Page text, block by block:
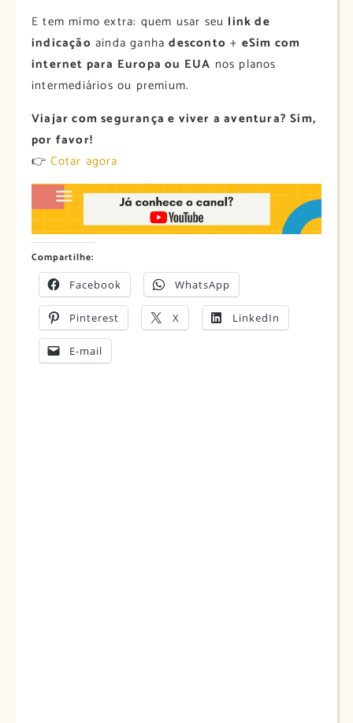
E tem mimo extra: quem usar seu link de
indicação ainda ganhadesconto + eSim com
internet para Europa ou EUA nos planos
intermediários ou premium.
Viajar com segurança e viver a aventura? Sim,
por favor!
👉Cotar agora
Compartilhe:
Facebook WhatsApp
Pinterest X LinkedIn
E-mail